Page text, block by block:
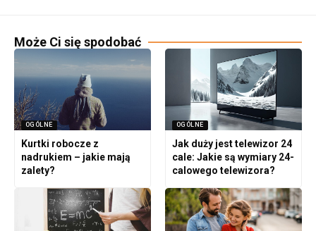
Może Ci się spodobać
OGÓLNE
Kurtki robocze z
nadrukiem – jakie mają
zalety?
OGÓLNE
Jak duży jest telewizor 24
cale: Jakie są wymiary 24-
calowego telewizora?